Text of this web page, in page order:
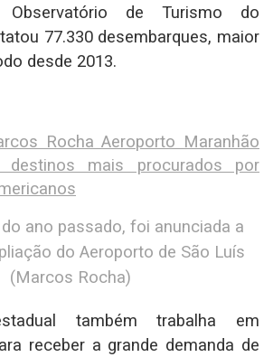
Observatório de Turismo do
77.330 desembarques, maior
desde 2013.
ano passado, foi anunciada a
do Aeroporto de São Luís
(Marcos Rocha)
também trabalha em
receber a grande demanda de